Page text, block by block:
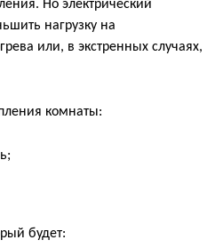
Но электрический
нагрузку на
или, в экстренных случаях,
комнаты:
будет: